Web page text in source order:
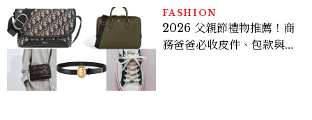
FASHION
2026 父親節禮物推薦！商
務爸爸必收皮件、包款與鞋